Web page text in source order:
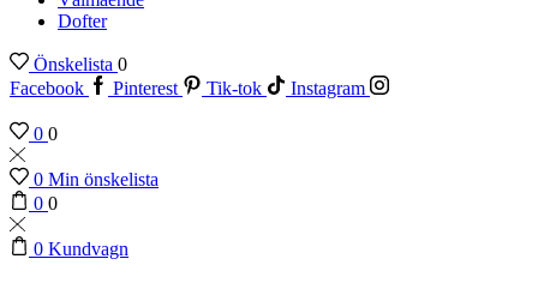
Dofter
Önskelista 0
Facebook
Pinterest Tik-tok Instagram
0 0
0 Min önskelista
0 0
0 Kundvagn